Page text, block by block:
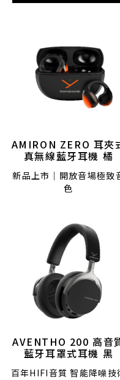
AMIRON ZERO 耳夾
真無線藍牙耳機 橘
新品上市｜開放音場極致
色
AVENTHO 200 高音
藍牙耳罩式耳機 黑
百年HIFI音質 智能降噪技